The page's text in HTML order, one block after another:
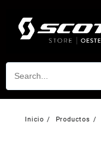
contenido
Inicio Productos